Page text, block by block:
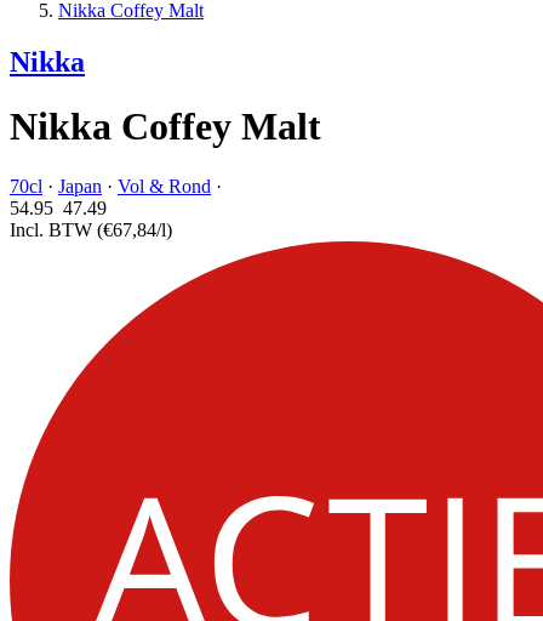
Nikka Coffey Malt
Nikka
Nikka Coffey Malt
70cl · Japan · Vol & Rond ·
54.95 47.49
Incl. BTW (€67,84/l)